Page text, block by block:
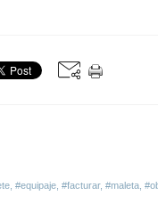
#equipaje #facturar, #maleta